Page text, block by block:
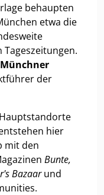
behaupten
etwa die
Münchner
der
hier
mit den
Bunte,
Bazaarund